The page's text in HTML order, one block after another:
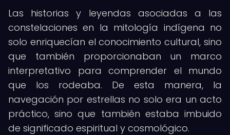
Las historias y leyendas asociadas a las
constelaciones en la mitología indígena no
solo enriquecían el conocimiento cultural, sino
que también proporcionaban un marco
interpretativo para comprender el mundo
que los rodeaba. De esta manera, la
navegación por estrellas no solo era un acto
práctico, sino que también estaba imbuido
de significado espiritual y cosmológico.